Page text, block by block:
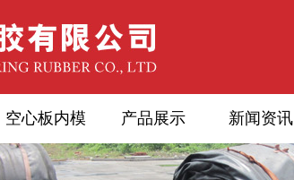
空心板内模 产品展示 新闻资讯